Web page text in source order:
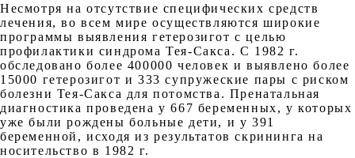
Несмотря на отсутствие специфических средств
лечения, во всем мире осуществляются широкие
программы выявления гетерозигот с целью
профилактики синдрома Тея-Сакса. С 1982 г.
обследовано более 400000 человек и выявлено более
15000 гетерозигот и 333 супружеские пары с риском
болезни Тея-Сакса для потомства. Пренатальная
диагностика проведена у 667 беременных, у которых
уже были рождены больные дети, и у 391
беременной, исходя из результатов скрининга на
носительство в 1982 г.